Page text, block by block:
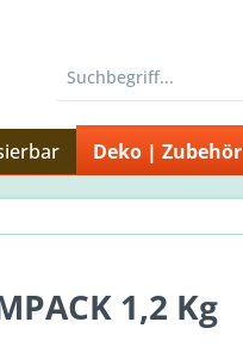
Deko | Zubehör
1,2 Kg